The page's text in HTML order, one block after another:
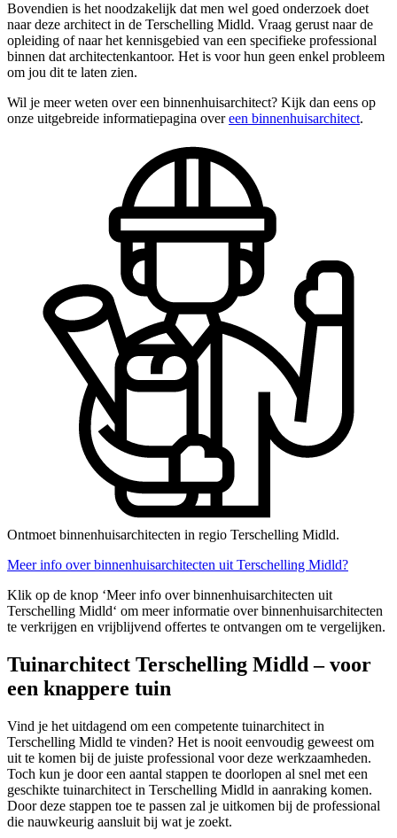
Bovendien is het noodzakelijk dat men wel goed onderzoek doet
naar deze architect in de Terschelling Midld. Vraag gerust naar de
opleiding of naar het kennisgebied van een specifieke professional
binnen dat architectenkantoor. Het is voor hun geen enkel probleem
om jou dit te laten zien.
Wil je meer weten over een binnenhuisarchitect? Kijk dan eens op
onze uitgebreide informatiepagina overeen binnenhuisarchitect.
Ontmoet binnenhuisarchitecten in regio Terschelling Midld.
Meer info over binnenhuisarchitecten uit Terschelling Midld?
Klik op de knop ‘Meer info over binnenhuisarchitecten uit
Terschelling Midld‘ om meer informatie over binnenhuisarchitecten
te verkrijgen en vrijblijvend offertes te ontvangen om te vergelijken.
Tuinarchitect Terschelling Midld – voor
een knappere tuin
Vind je het uitdagend om een competente tuinarchitect in
Terschelling Midld te vinden? Het is nooit eenvoudig geweest om
uit te komen bij de juiste professional voor deze werkzaamheden.
Toch kun je door een aantal stappen te doorlopen al snel met een
geschikte tuinarchitect in Terschelling Midld in aanraking komen.
Door deze stappen toe te passen zal je uitkomen bij de professional
die nauwkeurig aansluit bij wat je zoekt.